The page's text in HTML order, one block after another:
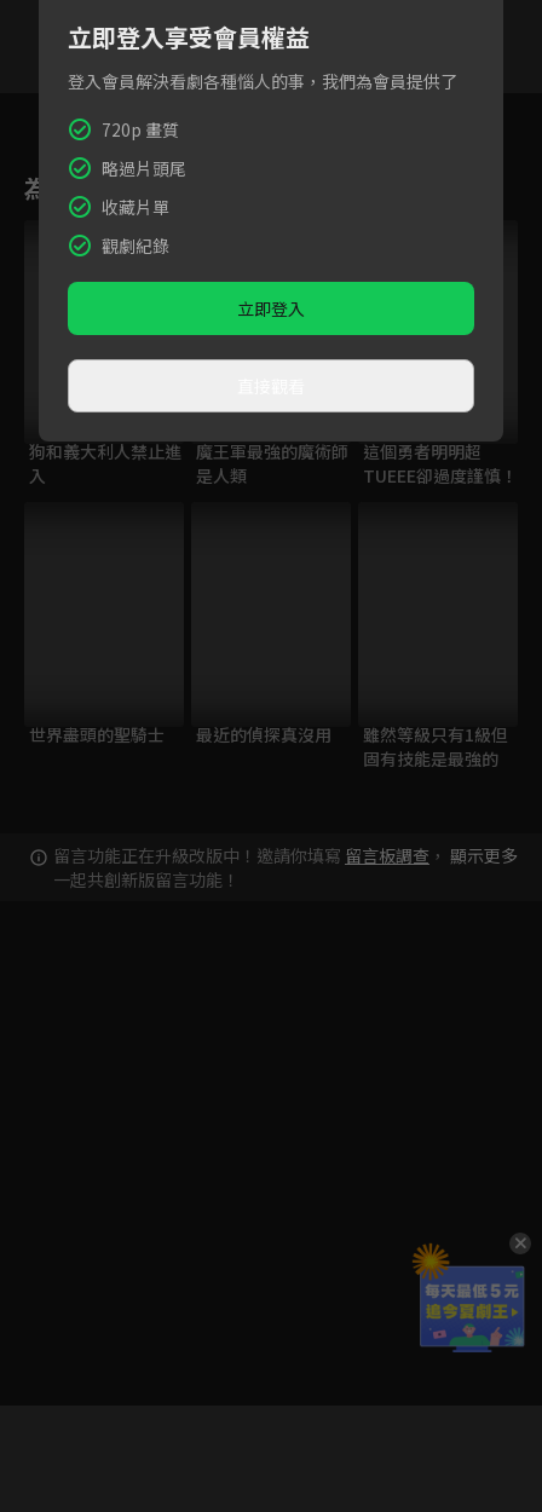
為您推薦
狗和義大利人禁止進
入
魔王軍最強的魔術師
是人類
這個勇者明明超
TUEEE卻過度謹慎！
世界盡頭的聖騎士 最近的偵探真沒用
雖然等級只有1級但
固有技能是最強的
留言功能正在升級改版中！邀請你填寫 留言板調查 ，
一起共創新版留言功能！
顯示更多
立即登入享受會員權益
登入會員解決看劇各種惱人的事，我們為會員提供了
720p 畫質
略過片頭尾
收藏片單
觀劇紀錄
立即登入